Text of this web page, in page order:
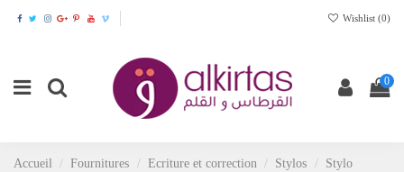
Wishlist (0)
0
Accueil Fournitures Ecriture et correction Stylos
Stylo